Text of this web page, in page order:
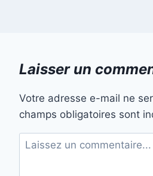
Laisser un
Votre adresse e-mail ne
champs obligatoires sont